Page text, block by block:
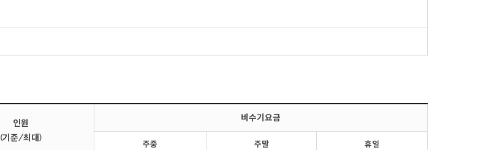
인원
(기준/최대)
비수기요금
주중 주말 휴일